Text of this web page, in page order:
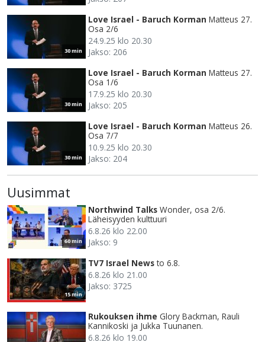
30 min
Love Israel - Baruch Korman Matteus 27.
Osa 2/6
24.9.25 klo 20.30
Jakso: 206
30 min
Love Israel - Baruch Korman Matteus 27.
Osa 1/6
17.9.25 klo 20.30
Jakso: 205
30 min
Love Israel - Baruch Korman Matteus 26.
Osa 7/7
10.9.25 klo 20.30
Jakso: 204
Uusimmat
60 min
Northwind Talks Wonder, osa 2/6.
Läheisyyden kulttuuri
6.8.26 klo 22.00
Jakso: 9
15 min
TV7 Israel News to 6.8.
6.8.26 klo 21.00
Jakso: 3725
Rukouksen ihme Glory Backman, Rauli
Kannikoski ja Jukka Tuunanen.
6.8.26 klo 19.00